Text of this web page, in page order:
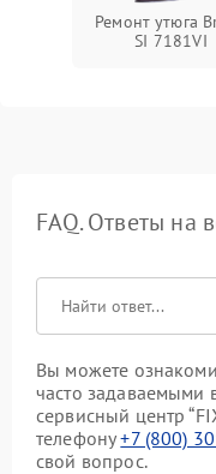
Ремонт утюга
SI 7181VI
FAQ. Ответы на
Вы можете
часто задаваемыми
сервисный центр
телефону+7 (800)
свой вопрос.